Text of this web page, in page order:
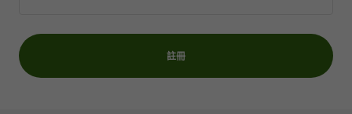
註冊